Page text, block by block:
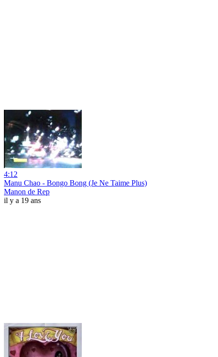
4:12
Manu Chao - Bongo Bong (Je Ne Taime Plus)
Manon de Rep
il y a 19 ans